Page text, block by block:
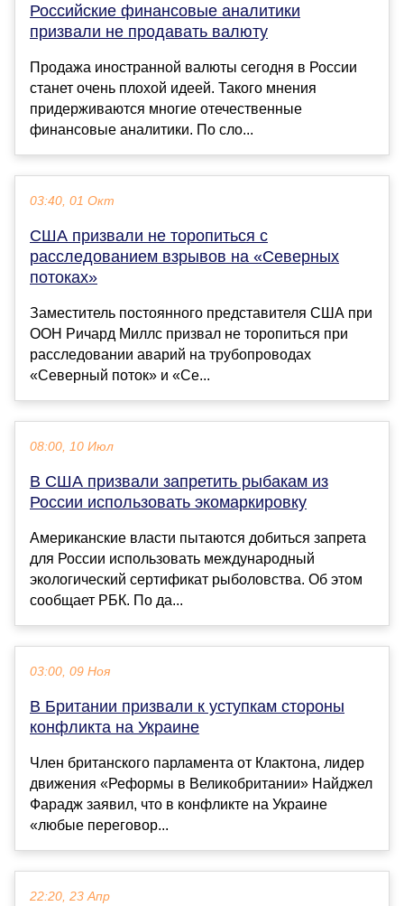
Российские финансовые аналитики
призвали не продавать валюту
Продажа иностранной валюты сегодня в России
станет очень плохой идеей. Такого мнения
придерживаются многие отечественные
финансовые аналитики. По сло...
03:40, 01 Окт
США призвали не торопиться с
расследованием взрывов на «Северных
потоках»
Заместитель постоянного представителя США при
ООН Ричард Миллс призвал не торопиться при
расследовании аварий на трубопроводах
«Северный поток» и «Се...
08:00, 10 Июл
В США призвали запретить рыбакам из
России использовать экомаркировку
Американские власти пытаются добиться запрета
для России использовать международный
экологический сертификат рыболовства. Об этом
сообщает РБК. По да...
03:00, 09 Ноя
В Британии призвали к уступкам стороны
конфликта на Украине
Член британского парламента от Клактона, лидер
движения «Реформы в Великобритании» Найджел
Фарадж заявил, что в конфликте на Украине
«любые переговор...
22:20, 23 Апр